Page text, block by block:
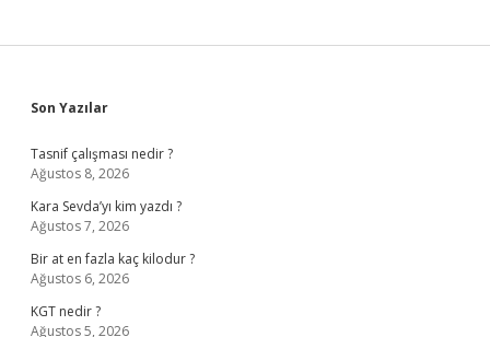
Sidebar
Son Yazılar
Tasnif çalışması nedir ?
Ağustos 8, 2026
Kara Sevda’yı kim yazdı ?
Ağustos 7, 2026
Bir at en fazla kaç kilodur ?
Ağustos 6, 2026
KGT nedir ?
Ağustos 5, 2026